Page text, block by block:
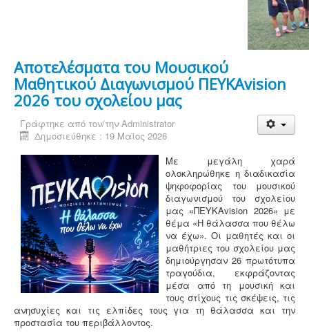
Αποτελέσματα του Μουσικού
Μαθητικού Διαγωνισμού ΠΕΥΚΑvision
2026 του σχολείου μας
Γράφτηκε από τον/την Administrator
Δημοσιεύθηκε : 19 Μαϊος 2026
Με μεγάλη χαρά
ολοκληρώθηκε η διαδικασία
ψηφοφορίας του μουσικού
διαγωνισμού του σχολείου
μας «ΠΕΥΚΑvision 2026» με
θέμα «Η θάλασσα που θέλω
να έχω». Οι μαθητές και οι
μαθήτριες του σχολείου μας
δημιούργησαν 26 πρωτότυπα
τραγούδια, εκφράζοντας
μέσα από τη μουσική και
τους στίχους τις σκέψεις, τις
ανησυχίες και τις ελπίδες τους για τη θάλασσα και την
προστασία του περιβάλλοντος.